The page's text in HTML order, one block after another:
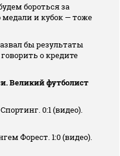
бороться за
и кубок — тоже
бы результаты
о кредите
Великий футболист
0:1 (видео).
Форест. 1:0 (видео).